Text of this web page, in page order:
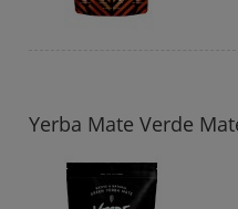
Yerba Mate Verde